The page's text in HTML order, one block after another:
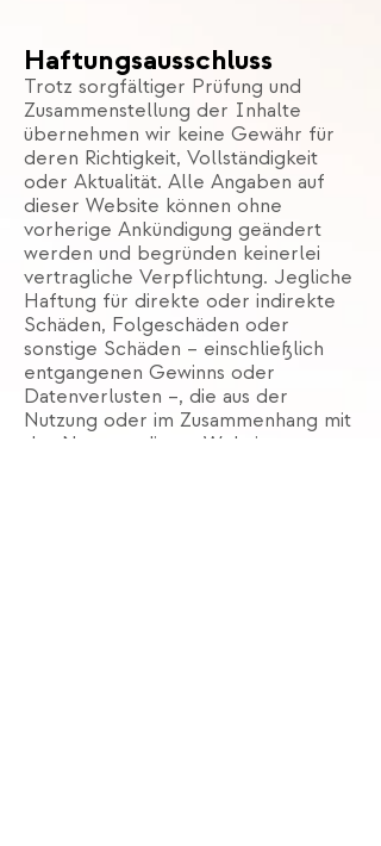
Haftungsausschluss
Trotz sorgfältiger Prüfung und
Zusammenstellung der Inhalte
übernehmen wir keine Gewähr für
deren Richtigkeit, Vollständigkeit
oder Aktualität. Alle Angaben auf
dieser Website können ohne
vorherige Ankündigung geändert
werden und begründen keinerlei
vertragliche Verpflichtung. Jegliche
Haftung für direkte oder indirekte
Schäden, Folgeschäden oder
sonstige Schäden – einschließlich
entgangenen Gewinns oder
Datenverlusten –, die aus der
Nutzung oder im Zusammenhang mit
der Nutzung dieser Website